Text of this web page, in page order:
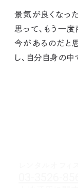
景気が良くなっ
思って、もう一
今があるのだと
し、 自分自身の中